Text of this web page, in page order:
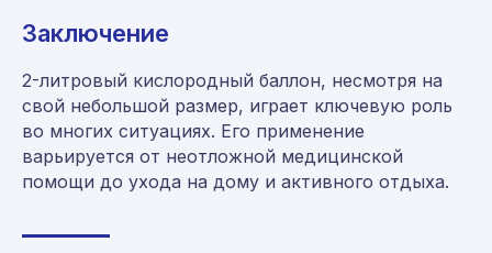
Заключение
2-литровый кислородный баллон, несмотря на
свой небольшой размер, играет ключевую роль
во многих ситуациях. Его применение
варьируется от неотложной медицинской
помощи до ухода на дому и активного отдыха.
germes-gas.ru
Заказать звонок